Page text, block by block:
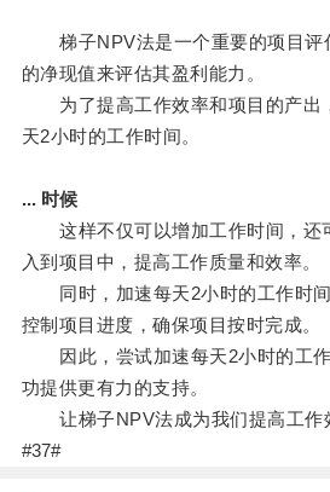
梯子NPV法是一个重要的项目评
的净现值来评估其盈利能力。
为了提高工作效率和项目的产出
天2小时的工作时间。
... 时候
这样不仅可以增加工作时间，还
入到项目中，提高工作质量和效率。
同时，加速每天2小时的工作时间
控制项目进度，确保项目按时完成。
因此，尝试加速每天2小时的工作
功提供更有力的支持。
让梯子NPV法成为我们提高工作
#37#